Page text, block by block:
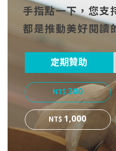
cebo
ok
witt
er
手指點一下，您支
都是推動美好閱讀
定期贊助
300
1,000